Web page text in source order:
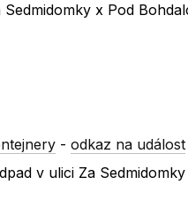
x Pod
-odkaz na událost
v ulici Za